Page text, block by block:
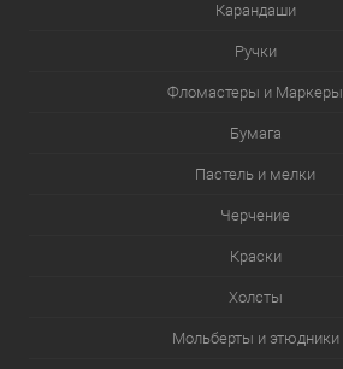
Карандаши
Ручки
Фломастеры и Маркеры
Бумага
Пастель и мелки
Черчение
Краски
Холсты
Мольберты и этюдники